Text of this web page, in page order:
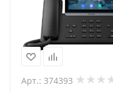
Арт.: 374393